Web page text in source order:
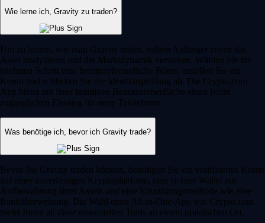
Wie lerne ich, Gravity zu traden?
Um zu lernen, wie man Gravity tradet, sollten Anfänger zuerst das
Asset analysieren und die Marktdynamik verstehen. Wählen Sie im
nächsten Schritt eine benutzerfreundliche Börse, erstellen Sie ein
Konto und schließen Sie die Identitätsprüfung ab. Die Crypto.com
App bietet mit ihrer intuitiven Benutzeroberfläche einen leicht
zugänglichen Einstieg für neue Teilnehmer.
Was benötige ich, bevor ich Gravity trade?
Bevor Sie Gravity traden können, benötigen Sie ein verifiziertes Konto
auf einer zuverlässigen Kryptoplattform, eine sichere Wallet zur
Aufbewahrung Ihrer Assets und eine Einzahlungsmethode wie eine
Banküberweisung. Die Wahl einer All-in-One-App wie Crypto.com
bietet Ihnen all diese essenziellen Tools an einem praktischen Ort.